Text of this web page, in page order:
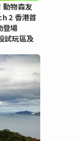
動物森友
2 香港首
登場
試玩區及